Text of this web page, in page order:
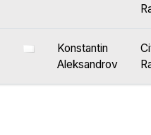
Konstantin
Aleksandrov